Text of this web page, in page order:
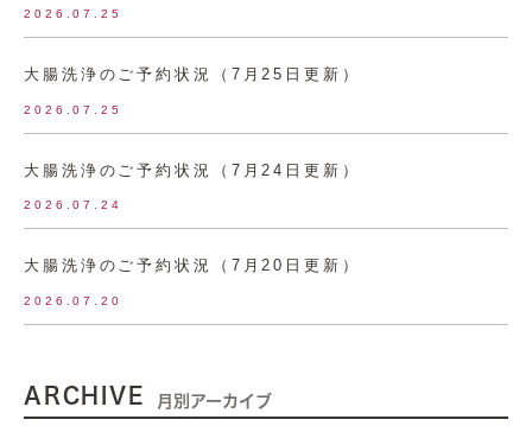
2026.07.25
大腸洗浄のご予約状況（7月25日更新）
2026.07.25
大腸洗浄のご予約状況（7月24日更新）
2026.07.24
大腸洗浄のご予約状況（7月20日更新）
2026.07.20
ARCHIVE 月別アーカイブ